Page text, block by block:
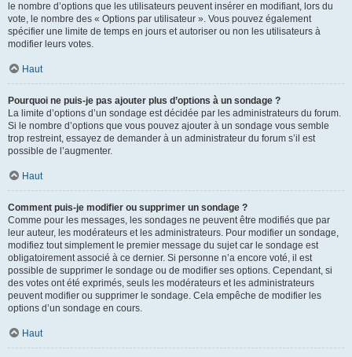
le nombre d’options que les utilisateurs peuvent insérer en modifiant, lors du
vote, le nombre des « Options par utilisateur ». Vous pouvez également
spécifier une limite de temps en jours et autoriser ou non les utilisateurs à
modifier leurs votes.
Haut
Pourquoi ne puis-je pas ajouter plus d’options à un sondage ?
La limite d’options d’un sondage est décidée par les administrateurs du forum.
Si le nombre d’options que vous pouvez ajouter à un sondage vous semble
trop restreint, essayez de demander à un administrateur du forum s’il est
possible de l’augmenter.
Haut
Comment puis-je modifier ou supprimer un sondage ?
Comme pour les messages, les sondages ne peuvent être modifiés que par
leur auteur, les modérateurs et les administrateurs. Pour modifier un sondage,
modifiez tout simplement le premier message du sujet car le sondage est
obligatoirement associé à ce dernier. Si personne n’a encore voté, il est
possible de supprimer le sondage ou de modifier ses options. Cependant, si
des votes ont été exprimés, seuls les modérateurs et les administrateurs
peuvent modifier ou supprimer le sondage. Cela empêche de modifier les
options d’un sondage en cours.
Haut